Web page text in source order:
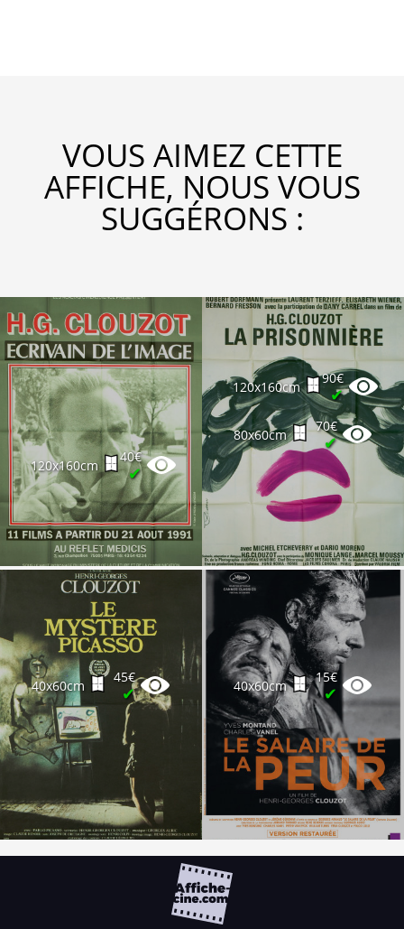
VOUS AIMEZ CETTE
AFFICHE, NOUS VOUS
SUGGÉRONS :
120x160cm
40€
✔
120x160cm
90€
✔
80x60cm
70€
✔
40x60cm
45€
✔ 40x60cm
15€
✔